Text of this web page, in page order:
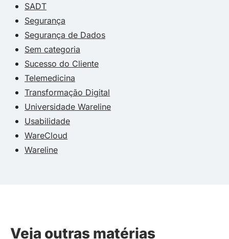
SADT
Segurança
Segurança de Dados
Sem categoria
Sucesso do Cliente
Telemedicina
Transformação Digital
Universidade Wareline
Usabilidade
WareCloud
Wareline
Veja outras matérias